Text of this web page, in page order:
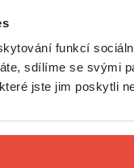
funkcí
sdílíme se svými
jste jim poskytli